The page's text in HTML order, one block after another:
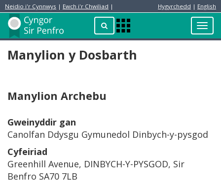
Neidio i'r Cynnwys | Ewch i'r Chwiliad | Hygyrchedd | English
ChwilioApps
Menu
Preswylydd
Manylion y Dosbarth
Manylion Archebu
Gweinyddir gan
Canolfan Ddysgu Gymunedol Dinbych-y-pysgod
Cyfeiriad
Greenhill Avenue, DINBYCH-Y-PYSGOD, Sir
Benfro SA70 7LB